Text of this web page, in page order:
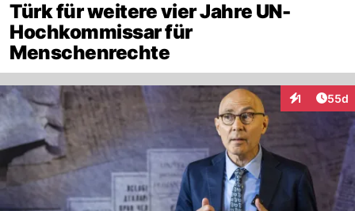
Türk für weitere vier Jahre UN-
Hochkommissar für
Menschenrechte
1
Interaktionen
55d